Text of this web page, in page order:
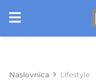
Naslovnica Lifestyle